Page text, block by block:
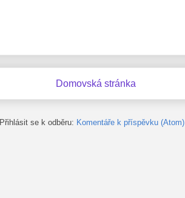
Domovská stránka
Přihlásit se k odběru: Komentáře k příspěvku (Atom)